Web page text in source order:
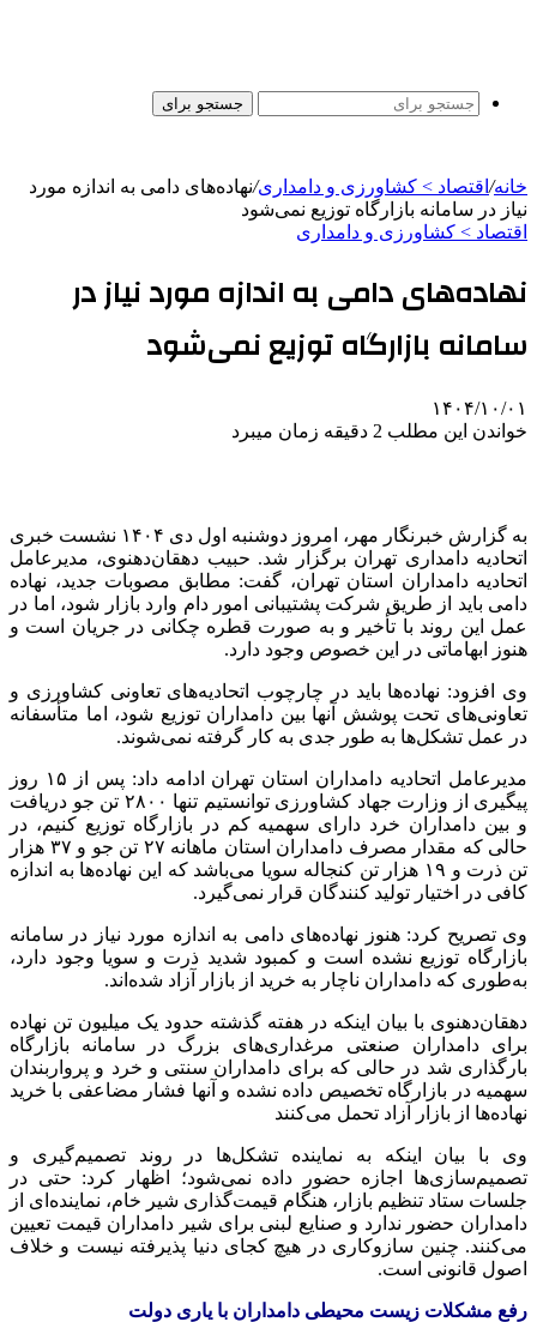
جستجو برای
خانه/ اقتصاد > کشاورزی و دامداری/نهاده‌های دامی به اندازه مورد
نیاز در سامانه بازارگاه توزیع نمی‌شود
اقتصاد > کشاورزی و دامداری
نهاده‌های دامی به اندازه مورد نیاز در
سامانه بازارگاه توزیع نمی‌شود
۱۴۰۴/۱۰/۰۱
خواندن این مطلب 2 دقیقه زمان میبرد
به گزارش خبرنگار مهر، امروز دوشنبه اول دی ۱۴۰۴ نشست خبری
اتحادیه دامداری تهران برگزار شد. حبیب دهقان‌دهنوی، مدیرعامل
اتحادیه دامداران استان تهران، گفت: مطابق مصوبات جدید، نهاده
دامی باید از طریق شرکت پشتیبانی امور دام وارد بازار شود، اما در
عمل این روند با تأخیر و به صورت قطره چکانی در جریان است و
هنوز ابهاماتی در این خصوص وجود دارد.
وی افزود: نهاده‌ها باید در چارچوب اتحادیه‌های تعاونی کشاورزی و
تعاونی‌های تحت پوشش آنها بین دامداران توزیع شود، اما متأسفانه
در عمل تشکل‌ها به طور جدی به کار گرفته نمی‌شوند.
مدیرعامل اتحادیه دامداران استان تهران ادامه داد: پس از ۱۵ روز
پیگیری از وزارت جهاد کشاورزی توانستیم تنها ۲۸۰۰ تن جو دریافت
و بین دامداران خرد دارای سهمیه کم در بازارگاه توزیع کنیم، در
حالی که مقدار مصرف دامداران استان ماهانه ۲۷ تن جو و ۳۷ هزار
تن ذرت و ۱۹ هزار تن کنجاله سویا می‌باشد که این نهاده‌ها به اندازه
کافی در اختیار تولید کنندگان قرار نمی‌گیرد.
وی تصریح کرد: هنوز نهاده‌های دامی به اندازه مورد نیاز در سامانه
بازارگاه توزیع نشده است و کمبود شدید ذرت و سویا وجود دارد،
به‌طوری که دامداران ناچار به خرید از بازار آزاد شده‌اند.
دهقان‌دهنوی با بیان اینکه در هفته گذشته حدود یک میلیون تن نهاده
برای دامداران صنعتی مرغداری‌های بزرگ در سامانه بازارگاه
بارگذاری شد در حالی که برای دامداران سنتی و خرد و پرواربندان
سهمیه در بازارگاه تخصیص داده نشده و آنها فشار مضاعفی با خرید
نهاده‌ها از بازار آزاد تحمل می‌کنند
وی با بیان اینکه به نماینده تشکل‌ها در روند تصمیم‌گیری و
تصمیم‌سازی‌ها اجازه حضور داده نمی‌شود؛ اظهار کرد: حتی در
جلسات ستاد تنظیم بازار، هنگام قیمت‌گذاری شیر خام، نماینده‌ای از
دامداران حضور ندارد و صنایع لبنی برای شیر دامداران قیمت تعیین
می‌کنند. چنین سازوکاری در هیچ کجای دنیا پذیرفته نیست و خلاف
اصول قانونی است.
رفع مشکلات زیست محیطی دامداران با یاری دولت